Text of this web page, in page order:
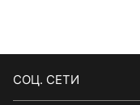
CОЦ. СЕТИ